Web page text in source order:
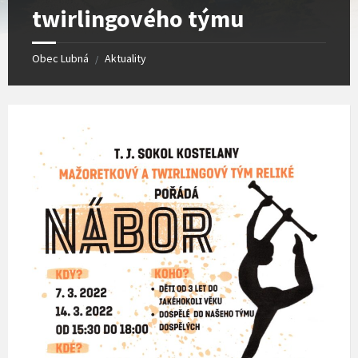
twirlingového týmu
Obec Lubná / Aktuality